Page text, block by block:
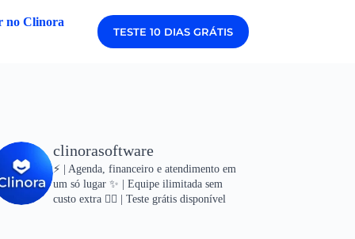
no Clinora
TESTE 10 DIAS GRÁTIS
clinorasoftware
⚡ | Agenda, financeiro e atendimento em
um só lugar ✨ | Equipe ilimitada sem
custo extra 👇🏻 | Teste grátis disponível